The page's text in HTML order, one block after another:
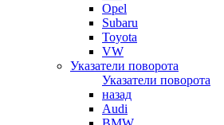
Opel
Subaru
Toyota
VW
Указатели поворота
Указатели поворота
назад
Audi